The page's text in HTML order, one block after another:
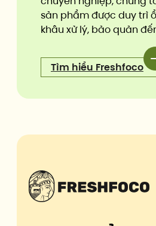
sản phẩm được duy trì
khâu xử lý, bảo quản
Tìm hiểu Freshfoco